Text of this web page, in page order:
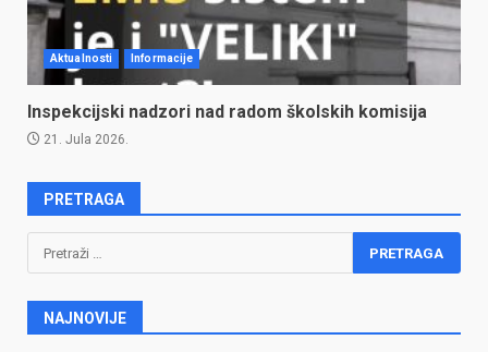
Aktualnosti Informacije
Inspekcijski nadzori nad radom školskih komisija
21. Jula 2026.
PRETRAGA
Pretraga:
NAJNOVIJE